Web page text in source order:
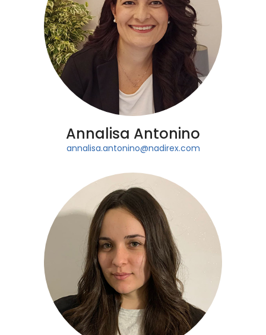
Annalisa Antonino
annalisa.antonino@nadirex.com